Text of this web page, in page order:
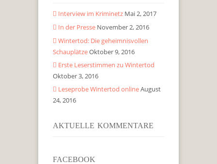
Interview im Kriminetz Mai 2, 2017
In der Presse November 2, 2016
Wintertod: Die geheimnisvollen
SchauplätzeOktober 9, 2016
Erste Leserstimmen zu Wintertod
Oktober 3, 2016
Leseprobe Wintertod onlineAugust
24, 2016
AKTUELLE KOMMENTARE
FACEBOOK